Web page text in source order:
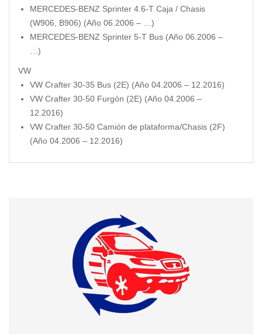
MERCEDES-BENZ Sprinter 4.6-T Caja / Chasis
(W906, B906) (Año 06.2006 – …)
MERCEDES-BENZ Sprinter 5-T Bus (Año 06.2006 –
…)
VW
VW Crafter 30-35 Bus (2E) (Año 04.2006 – 12.2016)
VW Crafter 30-50 Furgón (2E) (Año 04.2006 –
12.2016)
VW Crafter 30-50 Camión de plataforma/Chasis (2F)
(Año 04.2006 – 12.2016)